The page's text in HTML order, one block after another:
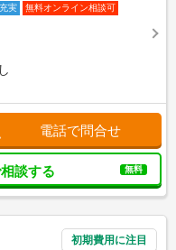
実 無料オンライン相談可
電話で問合せ
談する 無料
初期費用に注目